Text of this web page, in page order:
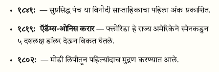
१८४१: — सुप्रसिद्ध पंच या विनोदी साप्ताहिकाचा पहिला अंक प्रकाशित.
१८१९: ऍडॅम्स-ओनिस करार — फ्लोरिडा हे राज्य अमेरिकेने स्पेनकडुन
५ दशलक्ष डॉलर देऊन विकत घेतले.
१८०२: — मोडी लिपीतून पहिल्यांदाच मुद्रण करण्यात आले.